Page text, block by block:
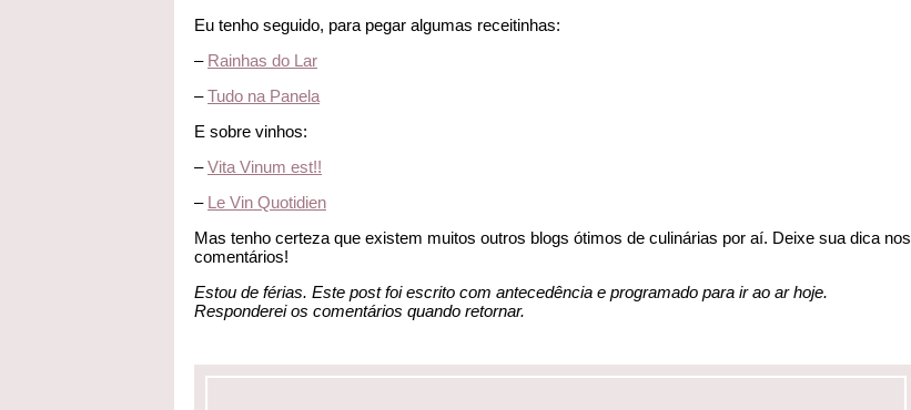
Eu tenho seguido, para pegar algumas receitinhas:
– Rainhas do Lar
–Tudo na Panela
E sobre vinhos:
–Vita Vinum est!!
– Le Vin Quotidien
Mas tenho certeza que existem muitos outros blogs ótimos de culinárias por aí. Deixe sua dica nos
comentários!
Estou de férias. Este post foi escrito com antecedência e programado para ir ao ar hoje.
Responderei os comentários quando retornar.